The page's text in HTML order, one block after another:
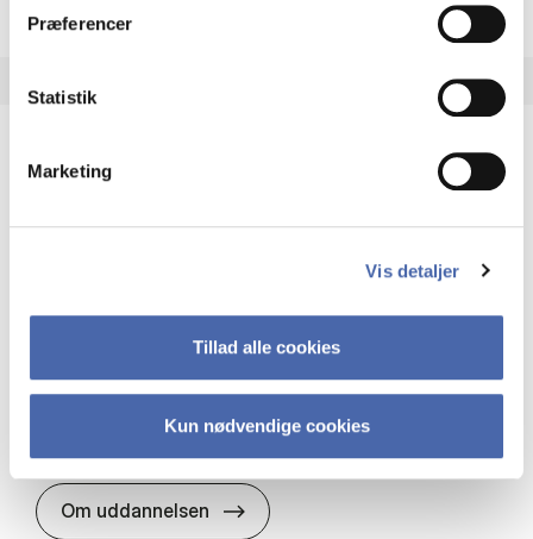
Præferencer
Statistik
Marketing
Vis detaljer
Tillad alle cookies
Kun nødvendige cookies
HA(it.) - erhvervs­økonomi og informations­
virksomheders muligheder og udfordringer inden
Organisation og ledelse
Om uddannelsen HA(it.) - erhvervs­økonomi og